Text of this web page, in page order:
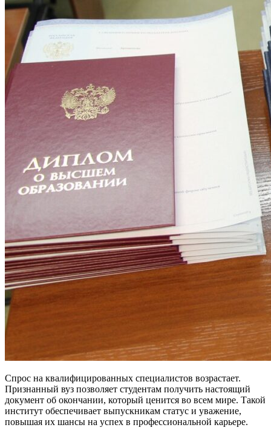
Спрос на квалифицированных специалистов возрастает.
Признанный вуз позволяет студентам получить настоящий
документ об окончании, который ценится во всем мире. Такой
институт обеспечивает выпускникам статус и уважение,
повышая их шансы на успех в профессиональной карьере.